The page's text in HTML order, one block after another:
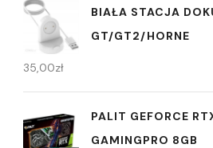
BIAŁA STACJA
GT/GT2/HORNE
35,00zł
PALIT GEFORCE
GAMINGPRO 8GB